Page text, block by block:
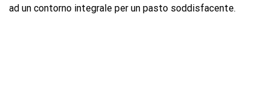
ad un contorno integrale per un pasto soddisfacente.